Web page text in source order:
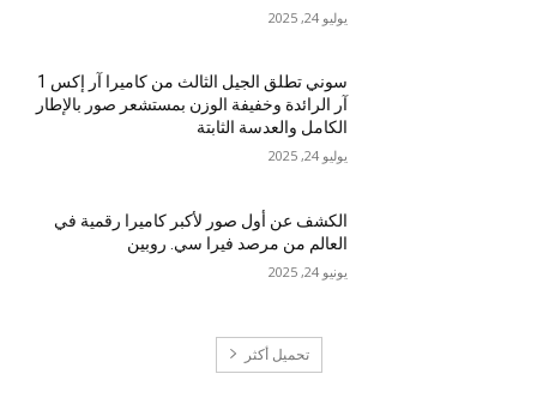
يوليو 24, 2025
سوني تطلق الجيل الثالث من كاميرا آر إكس 1
آر الرائدة وخفيفة الوزن بمستشعر صور بالإطار
الكامل والعدسة الثابتة
يوليو 24, 2025
الكشف عن أول صور لأكبر كاميرا رقمية في
العالم من مرصد فيرا سي. روبين
يونيو 24, 2025
تحميل أكثر